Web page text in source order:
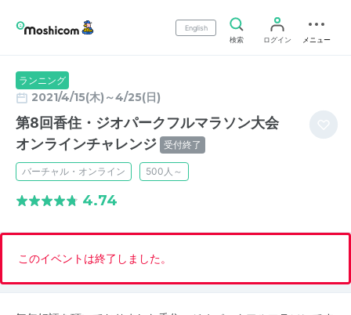
English
検索
ログイン メニュー
ランニング
2021/4/15(木)～4/25(日)
第8回香住・ジオパークフルマラソン大会
オンラインチャレンジ 受付終了
バーチャル・オンライン 500人～
4.74
このイベントは終了しました。